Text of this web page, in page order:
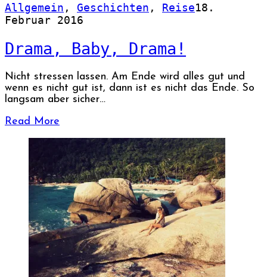
Allgemein , Geschichten , Reise18.
Februar 2016
Drama, Baby, Drama!
Nicht stressen lassen. Am Ende wird alles gut und
wenn es nicht gut ist, dann ist es nicht das Ende. So
langsam aber sicher…
Read More